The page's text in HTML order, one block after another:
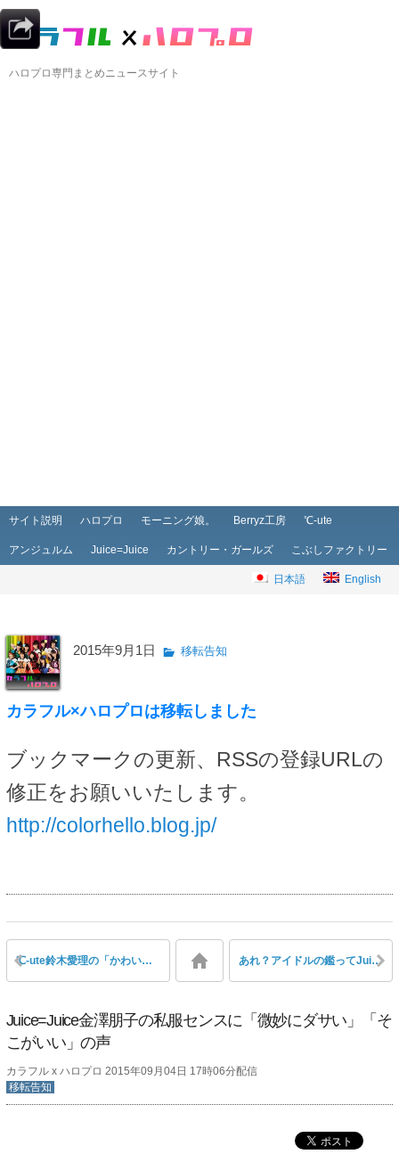
ハロプロ専門まとめニュースサイト
メインメニュー
メインコンテンツへ移動
サブコンテンツへ移動
サイト説明 ハロプロ モーニング娘。 Berryz工房 ℃-ute
アンジュルム Juice=Juice カントリー・ガールズ こぶしファクトリー
日本語 English
2015年9月1日 移転告知
カラフル×ハロプロは移転しました
ブックマークの更新、RSSの登録URLの
修正をお願いいたします。
http://colorhello.blog.jp/
℃-ute鈴木愛理の「かわいこぶりっこ」アイドル力の健在ぶりが話題 あれ？アイドルの鑑ってJuice=Juice宮崎由加のことじゃね？
Juice=Juice金澤朋子の私服センスに「微妙にダサい」「そ
こがいい」の声
カラフル x ハロプロ 2015年09月04日 17時06分配信
移転告知